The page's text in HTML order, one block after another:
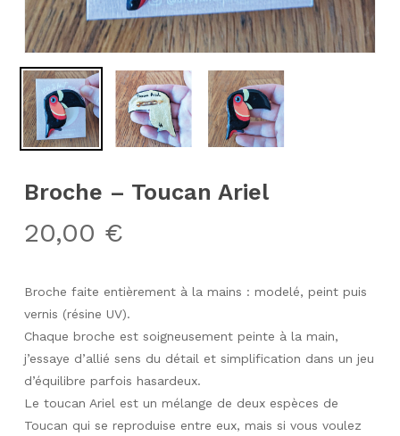
Broche – Toucan Ariel
20,00 €
Broche faite entièrement à la mains : modelé, peint puis
vernis (résine UV).
Chaque broche est soigneusement peinte à la main,
j’essaye d’allié sens du détail et simplification dans un jeu
d’équilibre parfois hasardeux.
Le toucan Ariel est un mélange de deux espèces de
Toucan qui se reproduise entre eux, mais si vous voulez